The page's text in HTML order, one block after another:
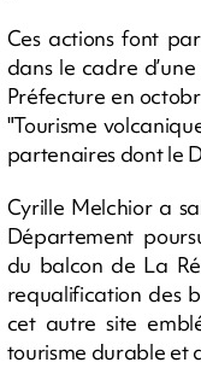
Ces actions font
dans le cadre
Préfecture en
"Tourisme
partenaires dont le
Cyrille Melchior a
Département
du balcon de La
requalification des
cet autre site
tourisme durable et